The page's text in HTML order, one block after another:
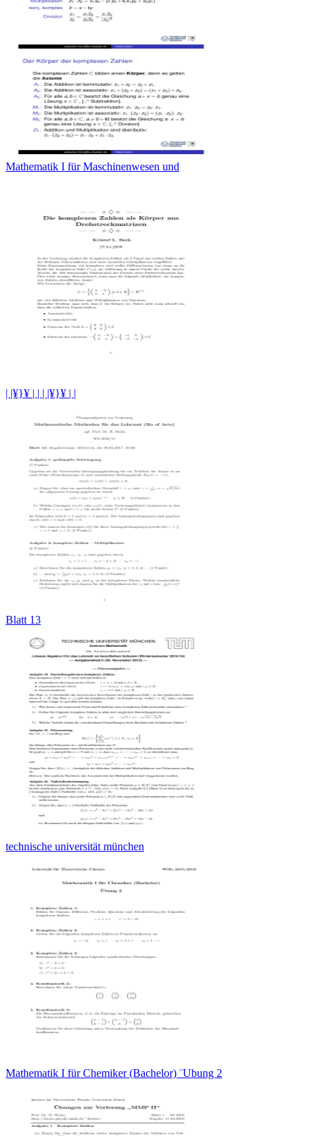
Mathematik I für Maschinenwesen und
| |¥}¥ | | | |¥}¥ | |
Blatt 13
technische universität münchen
Mathematik I für Chemiker (Bachelor) ¨Ubung 2